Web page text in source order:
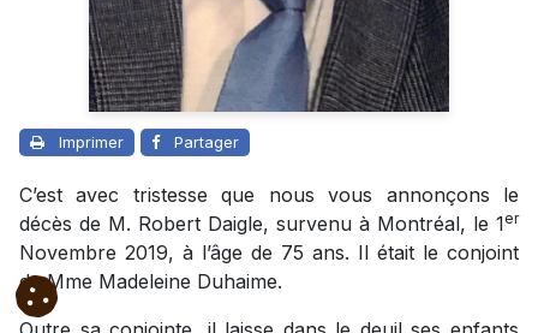
Imprimer Partager
C’est avec tristesse que nous vous annonçons le
décès de M. Robert Daigle, survenu à Montréal, le 1er
Novembre 2019, à l’âge de 75 ans. Il était le conjoint
de Mme Madeleine Duhaime.